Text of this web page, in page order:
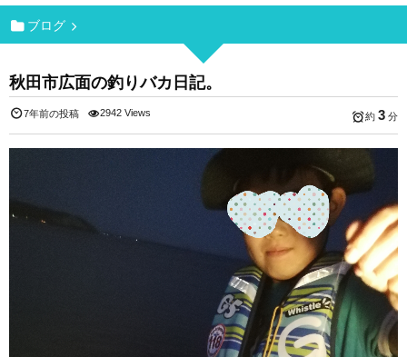
ブログ
秋田市広面の釣りバカ日記。
7年前の投稿 2942 Views 約 3 分